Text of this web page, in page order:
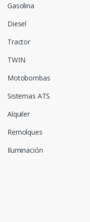
Gasolina
Diesel
Tractor
TWIN
Motobombas
Sistemas ATS
Alquiler
Remolques
Iluminación